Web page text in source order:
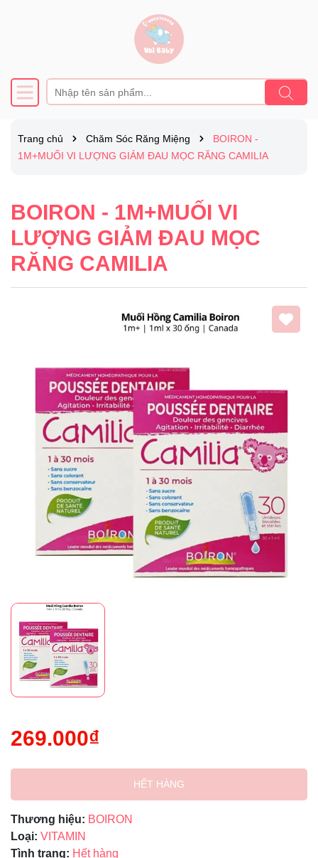
Trang chủ Chăm Sóc Răng Miệng
BOIRON -
1M+MUỐI VI LƯỢNG GIẢM ĐAU MỌC RĂNG CAMILIA
BOIRON - 1M+MUỐI VI
LƯỢNG GIẢM ĐAU MỌC
RĂNG CAMILIA
269.000₫
HẾT HÀNG
Thương hiệu: BOIRON
Loại: VITAMIN
Tình trạng: Hết hàng
Mã giảm giá:
Ngày hết hạn: